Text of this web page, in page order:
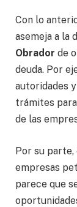
Con lo
asemeja a la
Obrador de
deuda. Por
autoridades
trámites
de las
Por su
empresas
parece que